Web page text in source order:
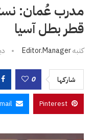
مدرب عُمان:
قطر بطل آسيا
كتبهEditor.manager
شاركها 0
Pinterest